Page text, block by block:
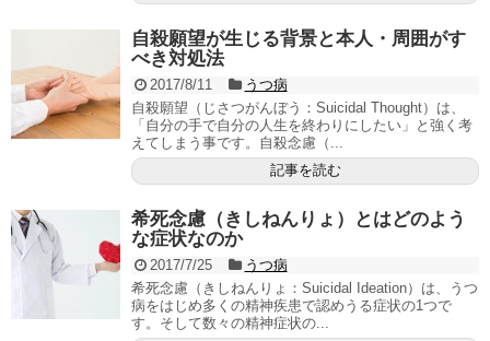
自殺願望が生じる背景と本人・周囲がす
べき対処法
2017/8/11
うつ病
自殺願望（じさつがんぼう：Suicidal Thought）は、
「自分の手で自分の人生を終わりにしたい」と強く考
えてしまう事です。自殺念慮（...
記事を読む
希死念慮（きしねんりょ）とはどのよう
な症状なのか
2017/7/25
うつ病
希死念慮（きしねんりょ：Suicidal Ideation）は、うつ
病をはじめ多くの精神疾患で認めうる症状の1つで
す。そして数々の精神症状の...